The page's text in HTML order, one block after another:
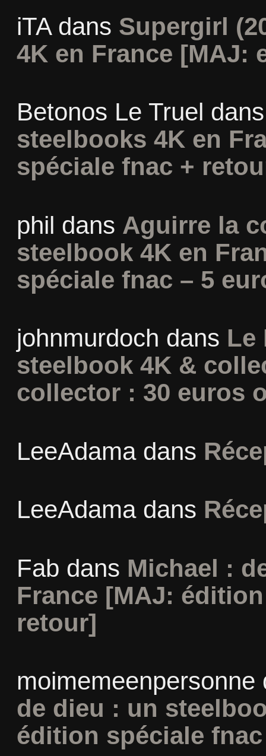
iTAdans Supergirl
4K en France [MAJ:
Betonos Le Truel
steelbooks 4K en
spéciale fnac +
phil dans Aguirre la
steelbook 4K en
spéciale fnac – 5
johnmurdoch dans Le
steelbook 4K &
collector : 30 euros
LeeAdamadans
LeeAdamadans
Fab dans Michael :
France [MAJ:
retour]
moimemeenpersonne
de dieu : un
édition spéciale